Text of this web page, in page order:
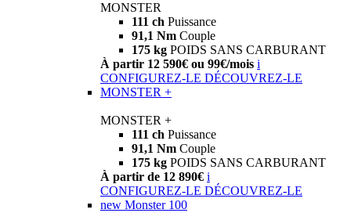
MONSTER
111 ch Puissance
91,1 Nm Couple
175 kg POIDS SANS CARBURANT
À partir 12 590€ ou 99€/mois i
CONFIGUREZ-LE DÉCOUVREZ-LE
MONSTER +
MONSTER +
111 ch Puissance
91,1 Nm Couple
175 kg POIDS SANS CARBURANT
À partir de 12 890€ i
CONFIGUREZ-LE DÉCOUVREZ-LE
new Monster 100